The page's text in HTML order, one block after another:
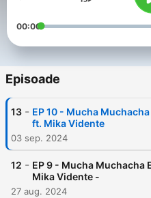
00:00
Episoade
13 - EP 10 - Mucha
ft. Mika Vidente
03 sep. 2024
12 - EP 9 - Mucha Muchacha
Mika Vidente -
27 aug. 2024